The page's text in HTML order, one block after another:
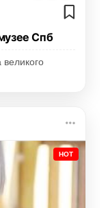
Спб
великого
HOT